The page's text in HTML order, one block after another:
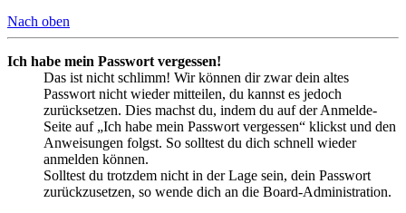
Nach oben
Ich habe mein Passwort vergessen!
Das ist nicht schlimm! Wir können dir zwar dein altes
Passwort nicht wieder mitteilen, du kannst es jedoch
zurücksetzen. Dies machst du, indem du auf der Anmelde-
Seite auf „Ich habe mein Passwort vergessen“ klickst und den
Anweisungen folgst. So solltest du dich schnell wieder
anmelden können.
Solltest du trotzdem nicht in der Lage sein, dein Passwort
zurückzusetzen, so wende dich an die Board-Administration.